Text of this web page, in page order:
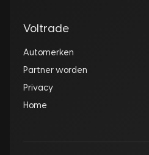
Voltrade
Automerken
Partner worden
Privacy
Home